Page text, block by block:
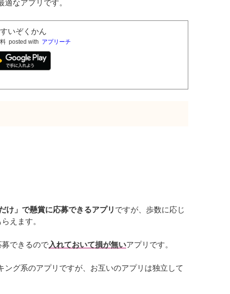
なアプリです。
いぞくかん
posted with アプリーチ
け」で懸賞に応募できるアプリ ですが、歩数に応じ
えます。
できるので入れておいて損が無いアプリです。
グ系のアプリですが、お互いのアプリは独立して